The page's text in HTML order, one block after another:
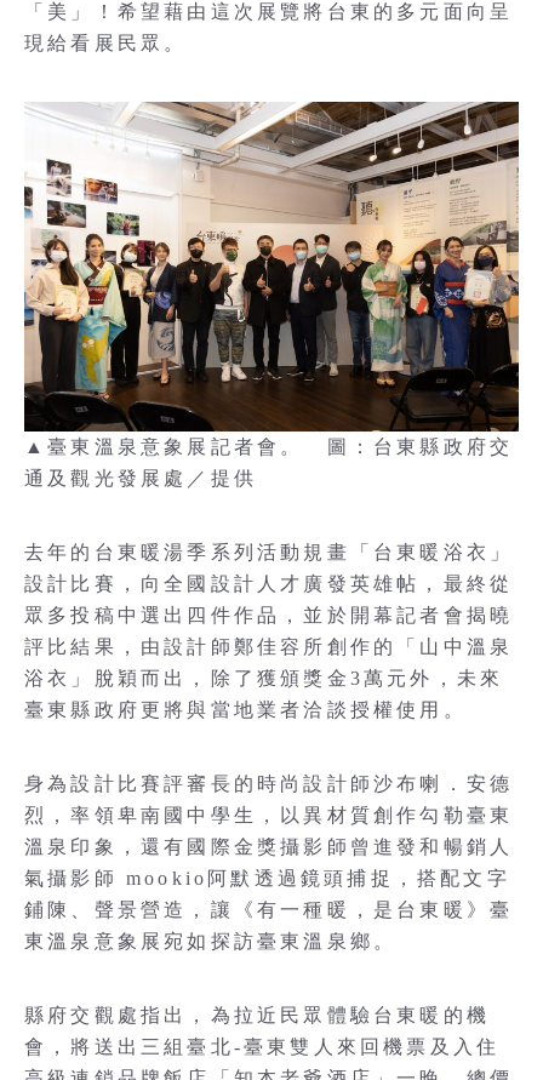
「美」！希望藉由這次展覽將台東的多元面向呈
現給看展民眾。
▲臺東溫泉意象展記者會。 圖：台東縣政府交
通及觀光發展處／提供
去年的台東暖湯季系列活動規畫「台東暖浴衣」
設計比賽，向全國設計人才廣發英雄帖，最終從
眾多投稿中選出四件作品，並於開幕記者會揭曉
評比結果，由設計師鄭佳容所創作的「山中溫泉
浴衣」脫穎而出，除了獲頒獎金3萬元外，未來
臺東縣政府更將與當地業者洽談授權使用。
身為設計比賽評審長的時尚設計師沙布喇．安德
烈，率領卑南國中學生，以異材質創作勾勒臺東
溫泉印象，還有國際金獎攝影師曾進發和暢銷人
氣攝影師 mookio阿默透過鏡頭捕捉，搭配文字
鋪陳、聲景營造，讓《有一種暖，是台東暖》臺
東溫泉意象展宛如探訪臺東溫泉鄉。
縣府交觀處指出，為拉近民眾體驗台東暖的機
會，將送出三組臺北-臺東雙人來回機票及入住